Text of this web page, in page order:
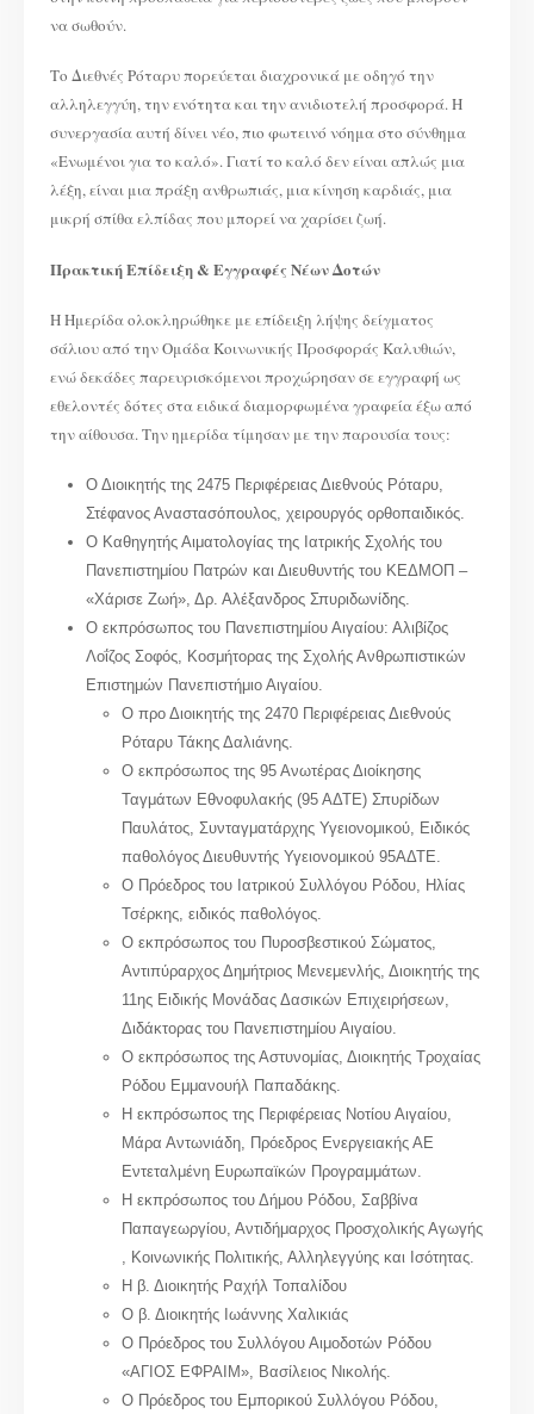
να σωθούν.
Το Διεθνές Ρόταρυ πορεύεται διαχρονικά με οδηγό την
αλληλεγγύη, την ενότητα και την ανιδιοτελή προσφορά. Η
συνεργασία αυτή δίνει νέο, πιο φωτεινό νόημα στο σύνθημα
«Ενωμένοι για το καλό». Γιατί το καλό δεν είναι απλώς μια
λέξη, είναι μια πράξη ανθρωπιάς, μια κίνηση καρδιάς, μια
μικρή σπίθα ελπίδας που μπορεί να χαρίσει ζωή.
Πρακτική Επίδειξη & Εγγραφές Νέων Δοτών
Η Ημερίδα ολοκληρώθηκε με επίδειξη λήψης δείγματος
σάλιου από την Ομάδα Κοινωνικής Προσφοράς Καλυθιών,
ενώ δεκάδες παρευρισκόμενοι προχώρησαν σε εγγραφή ως
εθελοντές δότες στα ειδικά διαμορφωμένα γραφεία έξω από
την αίθουσα. Την ημερίδα τίμησαν με την παρουσία τους:
Ο Διοικητής της 2475 Περιφέρειας Διεθνούς Ρόταρυ,
Στέφανος Αναστασόπουλος, χειρουργός ορθοπαιδικός.
Ο Καθηγητής Αιματολογίας της Ιατρικής Σχολής του
Πανεπιστημίου Πατρών και Διευθυντής του ΚΕΔΜΟΠ –
«Χάρισε Ζωή», Δρ. Αλέξανδρος Σπυριδωνίδης.
Ο εκπρόσωπος του Πανεπιστημίου Αιγαίου: Αλιβίζος
Λοΐζος Σοφός, Κοσμήτορας της Σχολής Ανθρωπιστικών
Επιστημών Πανεπιστήμιο Αιγαίου.
Ο προ Διοικητής της 2470 Περιφέρειας Διεθνούς
Ρόταρυ Τάκης Δαλιάνης.
Ο εκπρόσωπος της 95 Ανωτέρας Διοίκησης
Ταγμάτων Εθνοφυλακής (95 ΑΔΤΕ) Σπυρίδων
Παυλάτος, Συνταγματάρχης Υγειονομικού, Ειδικός
παθολόγος Διευθυντής Υγειονομικού 95ΑΔΤΕ.
Ο Πρόεδρος του Ιατρικού Συλλόγου Ρόδου, Ηλίας
Τσέρκης, ειδικός παθολόγος.
Ο εκπρόσωπος του Πυροσβεστικού Σώματος,
Αντιπύραρχος Δημήτριος Μενεμενλής, Διοικητής της
11ης Ειδικής Μονάδας Δασικών Επιχειρήσεων,
Διδάκτορας του Πανεπιστημίου Αιγαίου.
Ο εκπρόσωπος της Αστυνομίας, Διοικητής Τροχαίας
Ρόδου Εμμανουήλ Παπαδάκης.
Η εκπρόσωπος της Περιφέρειας Νοτίου Αιγαίου,
Μάρα Αντωνιάδη, Πρόεδρος Ενεργειακής ΑΕ
Εντεταλμένη Ευρωπαϊκών Προγραμμάτων.
Η εκπρόσωπος του Δήμου Ρόδου, Σαββίνα
Παπαγεωργίου, Αντιδήμαρχος Προσχολικής Αγωγής
, Κοινωνικής Πολιτικής, Αλληλεγγύης και Ισότητας.
Η β. Διοικητής Ραχήλ Τοπαλίδου
Ο β. Διοικητής Ιωάννης Χαλικιάς
Ο Πρόεδρος του Συλλόγου Αιμοδοτών Ρόδου
«ΑΓΙΟΣ ΕΦΡΑΙΜ», Βασίλειος Νικολής.
Ο Πρόεδρος του Εμπορικού Συλλόγου Ρόδου,